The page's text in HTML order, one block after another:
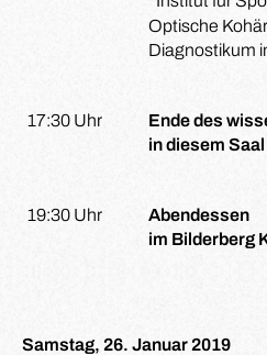
Optische
Diagnostikum
17:30 Uhr
Ende des
in diesem Saal
19:30 Uhr
Abendessen
im Bilderberg
Samstag, 26. Januar 2019